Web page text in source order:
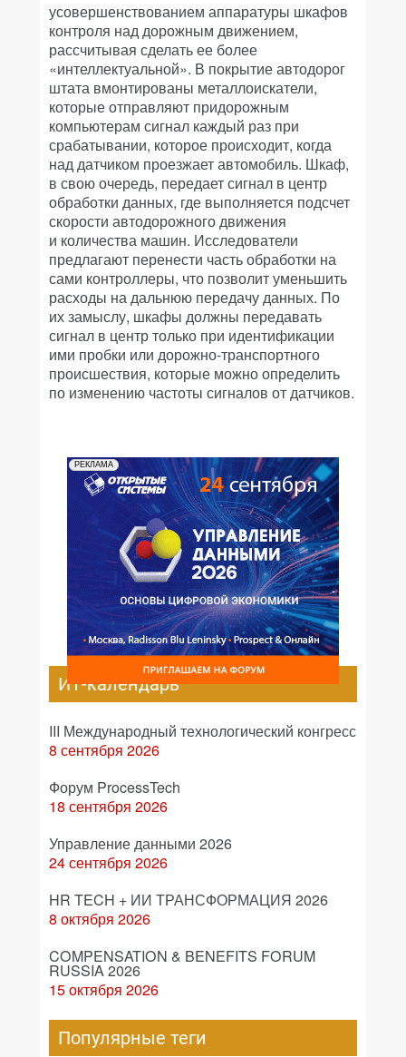
усовершенствованием аппаратуры шкафов
контроля над дорожным движением,
рассчитывая сделать ее более
«интеллектуальной». В покрытие автодорог
штата вмонтированы металлоискатели,
которые отправляют придорожным
компьютерам сигнал каждый раз при
срабатывании, которое происходит, когда
над датчиком проезжает автомобиль. Шкаф,
в свою очередь, передает сигнал в центр
обработки данных, где выполняется подсчет
скорости автодорожного движения
и количества машин. Исследователи
предлагают перенести часть обработки на
сами контроллеры, что позволит уменьшить
расходы на дальнюю передачу данных. По
их замыслу, шкафы должны передавать
сигнал в центр только при идентификации
ими пробки или дорожно-транспортного
происшествия, которые можно определить
по изменению частоты сигналов от датчиков.
РЕКЛАМА
ИТ-календарь
III Международный технологический конгресс
8 сентября 2026
Форум ProcessTech
18 сентября 2026
Управление данными 2026
24 сентября 2026
HR TECH + ИИ ТРАНСФОРМАЦИЯ 2026
8 октября 2026
COMPENSATION & BENEFITS FORUM
RUSSIA 2026
15 октября 2026
Популярные теги